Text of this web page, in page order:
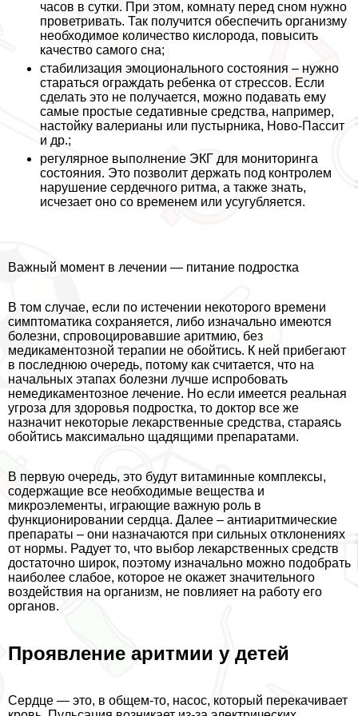
часов в сутки. При этом, комнату перед сном нужно
проветривать. Так получится обеспечить организму
необходимое количество кислорода, повысить
качество самого сна;
стабилизация эмоционального состояния – нужно
стараться ограждать ребенка от стрессов. Если
сделать это не получается, можно подавать ему
самые простые седативные средства, например,
настойку валерианы или пустырника, Ново-Пассит
и др.;
регулярное выполнение ЭКГ для мониторинга
состояния. Это позволит держать под контролем
нарушение сердечного ритма, а также знать,
исчезает оно со временем или усугубляется.
Важный момент в лечении — питание подростка
В том случае, если по истечении некоторого времени
симптоматика сохраняется, либо изначально имеются
болезни, спровоцировавшие аритмию, без
медикаментозной терапии не обойтись. К ней прибегают
в последнюю очередь, потому как считается, что на
начальных этапах болезни лучше испробовать
немедикаментозное лечение. Но если имеется реальная
угроза для здоровья подростка, то доктор все же
назначит некоторые лекарственные средства, стараясь
обойтись максимально щадящими препаратами.
В первую очередь, это будут витаминные комплексы,
содержащие все необходимые вещества и
микроэлементы, играющие важную роль в
функционировании сердца. Далее – антиаритмические
препараты – они назначаются при сильных отклонениях
от нормы. Радует то, что выбор лекарственных средств
достаточно широк, поэтому изначально можно подобрать
наиболее слабое, которое не окажет значительного
воздействия на организм, не повлияет на работу его
органов.
Проявление аритмии у детей
Сердце — это, в общем-то, насос, который перекачивает